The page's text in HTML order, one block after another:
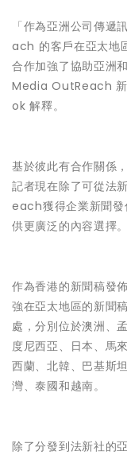
「作為亞洲公司傳
ach 的客戶在亞太地
合作加強了協助亞洲
Media OutReach 新
ok 解釋。
基於彼此有合作關係
記者現在除了可從法
each獲得企業新聞發
供更廣泛的內容選擇。
作為香港的新聞稿發
強在亞太地區的新聞
處，分別位於澳洲、
度尼西亞、日本、馬
西蘭、北韓、巴基斯
灣、泰國和越南。
除了分發到法新社的